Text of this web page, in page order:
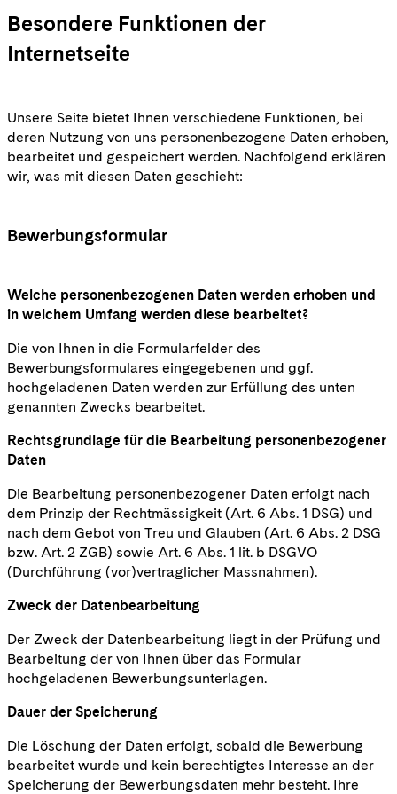
Besondere Funktionen der
Internetseite
Unsere Seite bietet Ihnen verschiedene Funktionen, bei
deren Nutzung von uns personenbezogene Daten erhoben,
bearbeitet und gespeichert werden. Nachfolgend erklären
wir, was mit diesen Daten geschieht:
Bewerbungsformular
Welche personenbezogenen Daten werden erhoben und
in welchem Umfang werden diese bearbeitet?
Die von Ihnen in die Formularfelder des
Bewerbungsformulares eingegebenen und ggf.
hochgeladenen Daten werden zur Erfüllung des unten
genannten Zwecks bearbeitet.
Rechtsgrundlage für die Bearbeitung personenbezogener
Daten
Die Bearbeitung personenbezogener Daten erfolgt nach
dem Prinzip der Rechtmässigkeit (Art. 6 Abs. 1 DSG) und
nach dem Gebot von Treu und Glauben (Art. 6 Abs. 2 DSG
bzw. Art. 2 ZGB) sowie Art. 6 Abs. 1 lit. b DSGVO
(Durchführung (vor)vertraglicher Massnahmen).
Zweck der Datenbearbeitung
Der Zweck der Datenbearbeitung liegt in der Prüfung und
Bearbeitung der von Ihnen über das Formular
hochgeladenen Bewerbungsunterlagen.
Dauer der Speicherung
Die Löschung der Daten erfolgt, sobald die Bewerbung
bearbeitet wurde und kein berechtigtes Interesse an der
Speicherung der Bewerbungsdaten mehr besteht. Ihre